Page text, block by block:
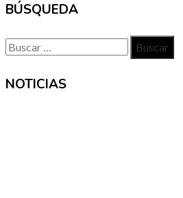
BÚSQUEDA
Buscar:
NOTICIAS